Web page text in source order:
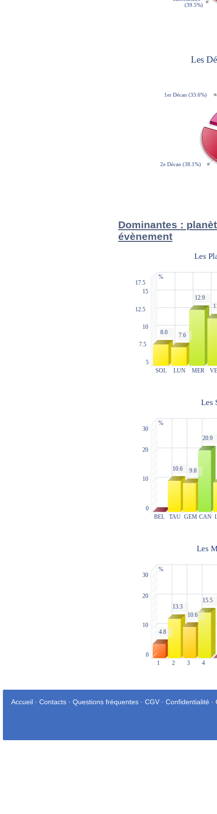
Dominantes :
évènement
Accueil · Contacts · Questions fréquentes · CGV · Confidentialité ·